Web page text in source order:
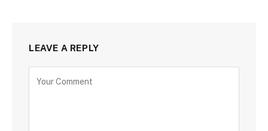
LEAVE A REPLY